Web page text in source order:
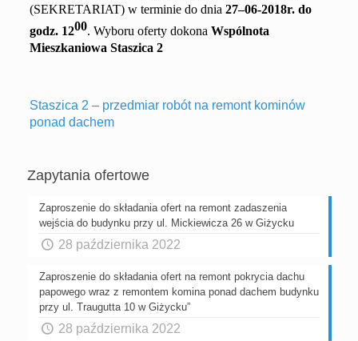
(SEKRETARIAT) w terminie do dnia27–06-2018r. do
godz. 1200. Wyboru oferty dokonaWspólnota
Mieszkaniowa Staszica 2
Staszica 2 – przedmiar robót na remont kominów
ponad dachem
Zapytania ofertowe
Zaproszenie do składania ofert na remont zadaszenia
wejścia do budynku przy ul. Mickiewicza 26 w Giżycku
28 października 2022
Zaproszenie do składania ofert na remont pokrycia dachu
papowego wraz z remontem komina ponad dachem budynku
przy ul. Traugutta 10 w Giżycku”
28 października 2022